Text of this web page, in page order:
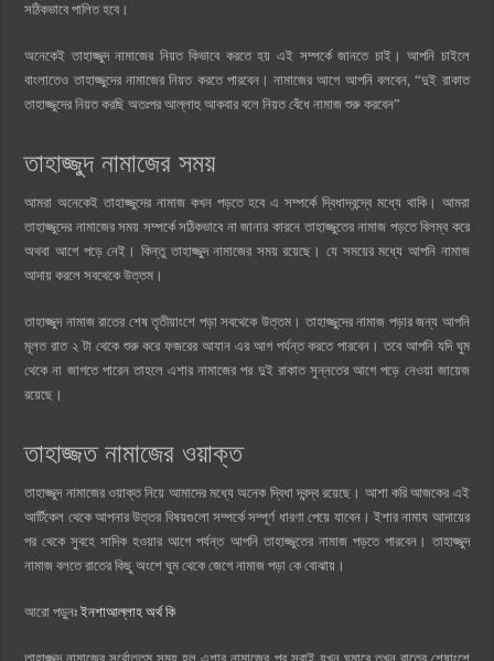
সঠিকভাবে পালিত হবে।
অনেকেই তাহাজ্জুদ নামাজের নিয়ত কিভাবে করতে হয় এই সম্পর্কে জানতে চাই। আপনি চাইলে
বাংলাতেও তাহাজ্জুদের নামাজের নিয়ত করতে পারবেন। নামাজের আগে আপনি বলবেন, “দুই রাকাত
তাহাজ্জুদের নিয়ত করছি অতঃপর আল্লাহু আকবার বলে নিয়ত বেঁধে নামাজ শুরু করবেন”
তাহাজ্জুদ নামাজের সময়
আমরা অনেকেই তাহাজ্জুদের নামাজ কখন পড়তে হবে এ সম্পর্কে দ্বিধাদ্বন্দ্বে মধ্যে থাকি। আমরা
তাহাজ্জুদের নামাজের সময় সম্পর্কে সঠিকভাবে না জানার কারনে তাহাজ্জুতের নামাজ পড়তে বিলম্ব করে
অথবা আগে পড়ে নেই। কিন্তু তাহাজ্জুদ নামাজের সময় রয়েছে। যে সময়ের মধ্যে আপনি নামাজ
আদায় করলে সবথেকে উত্তম।
তাহাজ্জুদ নামাজ রাতের শেষ তৃতীয়াংশে পড়া সবথেকে উত্তম। তাহাজ্জুদের নামাজ পড়ার জন্য আপনি
মূলত রাত ২ টা থেকে শুরু করে ফজরের আযান এর আগ পর্যন্ত করতে পারবেন। তবে আপনি যদি ঘুম
থেকে না জাগতে পারেন তাহলে এশার নামাজের পর দুই রাকাত সুন্নতের আগে পড়ে নেওয়া জায়েজ
রয়েছে।
তাহাজ্জত নামাজের ওয়াক্ত
তাহাজ্জুদ নামাজের ওয়াক্ত নিয়ে আমাদের মধ্যে অনেক দ্বিধা দ্বন্দ্ব রয়েছে। আশা করি আজকের এই
আর্টিকেল থেকে আপনার উত্তর বিষয়গুলো সম্পর্কে সম্পূর্ণ ধারণা পেয়ে যাবেন। ইশার নামায আদায়ের
পর থেকে সুবহে সাদিক হওয়ার আগে পর্যন্ত আপনি তাহাজ্জুতের নামাজ পড়তে পারবেন। তাহাজ্জুদ
নামাজ বলতে রাতের কিছু অংশে ঘুম থেকে জেগে নামাজ পড়া কে বোঝায়।
আরো পড়ুনঃইনশাআল্লাহ অর্থ কি